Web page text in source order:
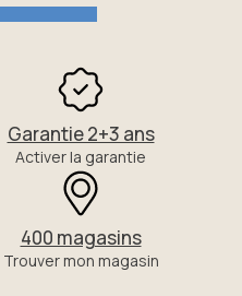
Garantie 2+3 ans
Activer la garantie
400 magasins
Trouver mon magasin